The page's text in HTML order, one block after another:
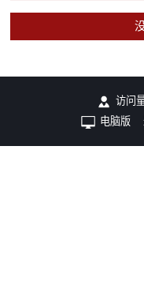
访问
电脑版